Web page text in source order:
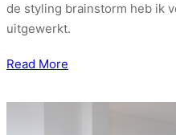
de styling brainstorm heb ik
uitgewerkt.
Read More